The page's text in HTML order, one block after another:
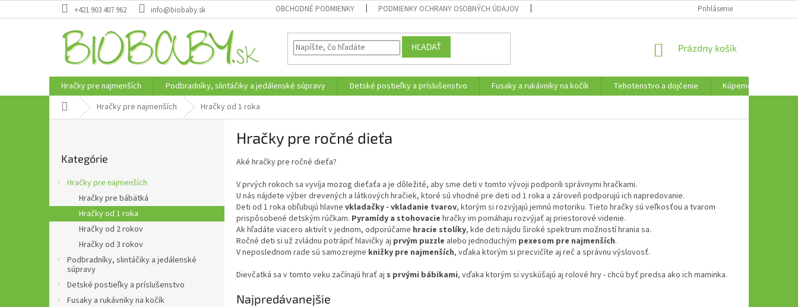
na
+421 903 407 962 info@biobaby.sk OBCHODNÉ PODMIENKY PODMIENKY OCHRANY OSOBNÝCH ÚDAJOV Prihlásenie
HĽADAŤ
NÁKUPNÝ
Prázdny košík
Hračky pre najmenších Podbradníky, slintáčiky a jedálenské súpravy Detské postieľky a príslušenstvo Fusaky a rukávniky na kočík Tehotenstvo a dojčenie
Kúpeme, plávame a
DomovHračky pre najmenších Hračky od 1 roka
a
kategórie
Kategórie
Hračky pre najmenších
Hračky pre bábätká
Hračky od 1 roka
Hračky od 2 rokov
Hračky od 3 rokov
Podbradníky, slintáčiky a jedálenské
súpravy
Detské postieľky a príslušenstvo
Fusaky a rukávniky na kočík
Hračky pre ročné dieťa
Aké hračky pre ročné dieťa?
V prvých rokoch sa vyvíja mozog dieťaťa a je dôležité, aby sme deti v tomto vývoji podporili správnymi hračkami.
U nás nájdete výber drevených a látkových hračiek, ktoré sú vhodné pre deti od 1 roka a zároveň podporujú ich napredovanie.
Deti od 1 roka obľubujú hlavne vkladačky - vkladanie tvarov, ktorým si rozvýjajú jemnú motoriku. Tieto hračky sú veľkosťou a tvarom
prispôsobené detským rúčkam. Pyramídy a stohovacie hračky im pomáhaju rozvýjať aj priestorové videnie.
Ak hľadáte viacero aktivít v jednom, odporúčame hracie stolíky, kde deti nájdu široké spektrum možností hrania sa.
Ročné deti si už zvládnu potrápiť hlavičky aj prvým puzzle alebo jednoduchým pexesom pre najmenších.
V neposlednom rade sú samozrejme knižky pre najmenších, vďaka ktorým si precvičíte aj reč a správnu výslovosť.
Dievčatká sa v tomto veku začínajú hrať aj s prvými bábikami, vďaka ktorým si vyskúšajú aj rolové hry - chcú byť predsa ako ich maminka.
Najpredávanejšie